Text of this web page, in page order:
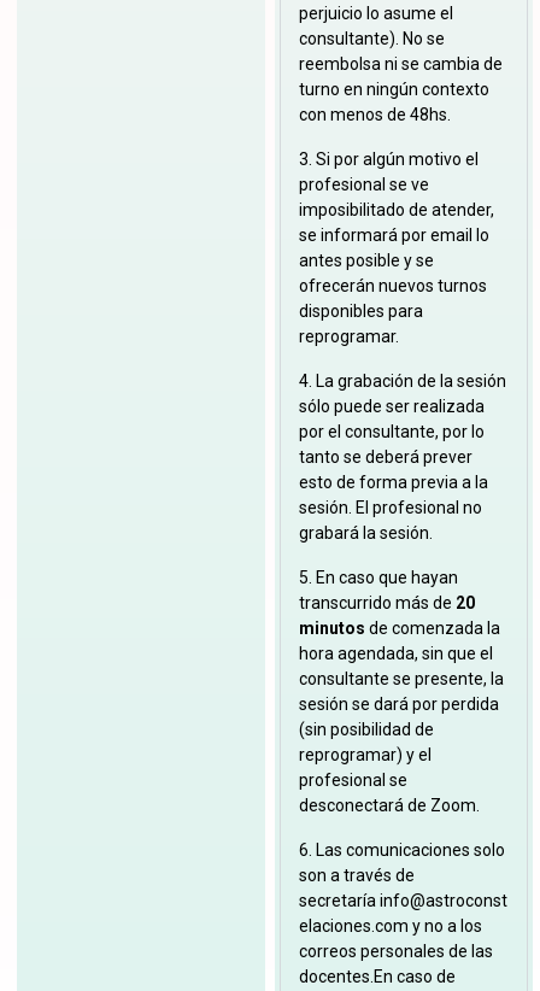
perjuicio lo asume el
consultante). No se
reembolsa ni se cambia de
turno en ningún contexto
con menos de 48hs.
3. Si por algún motivo el
profesional se ve
imposibilitado de atender,
se informará por email lo
antes posible y se
ofrecerán nuevos turnos
disponibles para
reprogramar.
4. La grabación de la sesión
sólo puede ser realizada
por el consultante, por lo
tanto se deberá prever
esto de forma previa a la
sesión. El profesional no
grabará la sesión.
5. En caso que hayan
transcurrido más de 20
minutos de comenzada la
hora agendada, sin que el
consultante se presente, la
sesión se dará por perdida
(sin posibilidad de
reprogramar) y el
profesional se
desconectará de Zoom.
6. Las comunicaciones solo
son a través de
secretaríainfo@astroconst
elaciones.com y no a los
correos personales de las
docentes.En caso de